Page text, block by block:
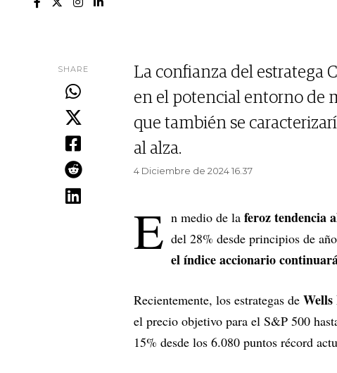
SHARE
La confianza del estratega
en el potencial entorno de
que también se
al alza.
4 Diciembre de 2024 16.37
E n medio de la feroz tendencia
del 28% desde principios de
el índice accionario
Recientemente, los estrategas de Wells
el precio objetivo para el S&P 500
15% desde los 6.080 puntos récord